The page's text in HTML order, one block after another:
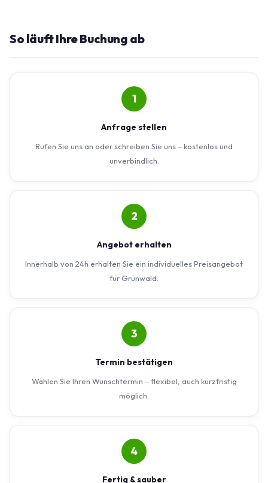
So läuft Ihre Buchung ab
1
Anfrage stellen
Rufen Sie uns an oder schreiben Sie uns – kostenlos und
unverbindlich.
2
Angebot erhalten
Innerhalb von 24h erhalten Sie ein individuelles Preisangebot
für Grünwald.
3
Termin bestätigen
Wählen Sie Ihren Wunschtermin – flexibel, auch kurzfristig
möglich.
4
Fertig & sauber